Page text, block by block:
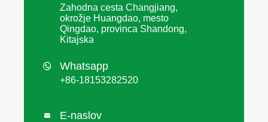
Zahodna cesta Changjiang,
okrožje Huangdao, mesto
Qingdao, provinca Shandong,
Kitajska
 Whatsapp
+86-18153282520
 E-naslov